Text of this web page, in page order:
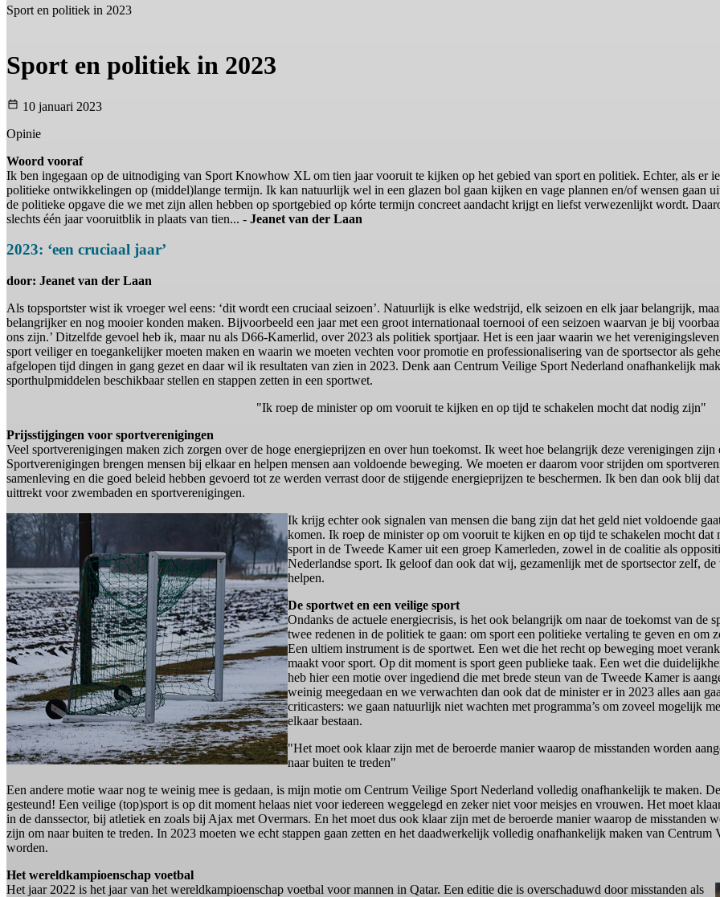
Sport en politiek in 2023
Sport en politiek in 2023
10 januari 2023
Opinie
Woord vooraf
Ik ben ingegaan op de uitnodiging van Sport Knowhow XL om tien jaar vooruit te kijken op het gebied van sport en politiek. Echter, als er
politieke ontwikkelingen op (middel)lange termijn. Ik kan natuurlijk wel in een glazen bol gaan kijken en vage plannen en/of wensen gaan
de politieke opgave die we met zijn allen hebben op sportgebied op kórte termijn concreet aandacht krijgt en liefst verwezenlijkt wordt.
slechts één jaar vooruitblik in plaats van tien... - Jeanet van der Laan
2023: ‘een cruciaal jaar’
door: Jeanet van der Laan
Als topsportster wist ik vroeger wel eens: ‘dit wordt een cruciaal seizoen’. Natuurlijk is elke wedstrijd, elk seizoen en elk jaar belangrijk,
belangrijker en nog mooier konden maken. Bijvoorbeeld een jaar met een groot internationaal toernooi of een seizoen waarvan je bij
ons zijn.’ Ditzelfde gevoel heb ik, maar nu als D66-Kamerlid, over 2023 als politiek sportjaar. Het is een jaar waarin we het
sport veiliger en toegankelijker moeten maken en waarin we moeten vechten voor promotie en professionalisering van de sportsector als
afgelopen tijd dingen in gang gezet en daar wil ik resultaten van zien in 2023. Denk aan Centrum Veilige Sport Nederland onafhankelijk
sporthulpmiddelen beschikbaar stellen en stappen zetten in een sportwet.
"Ik roep de minister op om vooruit te kijken en op tijd te schakelen mocht dat nodig zijn"
Prijsstijgingen voor sportverenigingen
Veel sportverenigingen maken zich zorgen over de hoge energieprijzen en over hun toekomst. Ik weet hoe belangrijk deze verenigingen zijn
Sportverenigingen brengen mensen bij elkaar en helpen mensen aan voldoende beweging. We moeten er daarom voor strijden om
samenleving en die goed beleid hebben gevoerd tot ze werden verrast door de stijgende energieprijzen te beschermen. Ik ben dan ook blij
uittrekt voor zwembaden en sportverenigingen.
Ik krijg echter ook signalen van mensen die bang zijn dat het geld niet voldoende
komen. Ik roep de minister op om vooruit te kijken en op tijd te schakelen mocht
sport in de Tweede Kamer uit een groep Kamerleden, zowel in de coalitie als
Nederlandse sport. Ik geloof dan ook dat wij, gezamenlijk met de sportsector zelf,
helpen.
De sportwet en een veilige sport
Ondanks de actuele energiecrisis, is het ook belangrijk om naar de toekomst van de
twee redenen in de politiek te gaan: om sport een politieke vertaling te geven en om
Een ultiem instrument is de sportwet. Een wet die het recht op beweging moet
maakt voor sport. Op dit moment is sport geen publieke taak. Een wet die
heb hier een motie over ingediend die met brede steun van de Tweede Kamer is
weinig meegedaan en we verwachten dan ook dat de minister er in 2023 alles aan
criticasters: we gaan natuurlijk niet wachten met programma’s om zoveel mogelijk
elkaar bestaan.
"Het moet ook klaar zijn met de beroerde manier waarop de misstanden worden
naar buiten te treden"
Een andere motie waar nog te weinig mee is gedaan, is mijn motie om Centrum Veilige Sport Nederland volledig onafhankelijk te maken.
gesteund! Een veilige (top)sport is op dit moment helaas niet voor iedereen weggelegd en zeker niet voor meisjes en vrouwen. Het moet
in de danssector, bij atletiek en zoals bij Ajax met Overmars. En het moet dus ook klaar zijn met de beroerde manier waarop de misstanden
zijn om naar buiten te treden. In 2023 moeten we echt stappen gaan zetten en het daadwerkelijk volledig onafhankelijk maken van Centrum
worden.
Het wereldkampioenschap voetbal
Het jaar 2022 is het jaar van het wereldkampioenschap voetbal voor mannen in Qatar. Een editie die is overschaduwd door misstanden als